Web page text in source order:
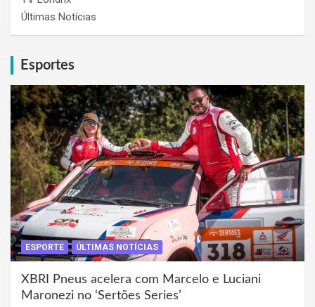
Últimas Notícias
Esportes
ESPORTE ÚLTIMAS NOTÍCIAS
XBRI Pneus acelera com Marcelo e Luciani
Maronezi no ‘Sertões Series’